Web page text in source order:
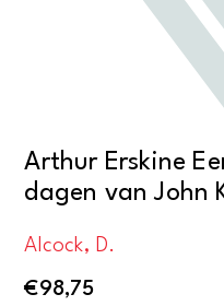
Arthur Erskine
dagen van John
Alcock, D.
€98,75